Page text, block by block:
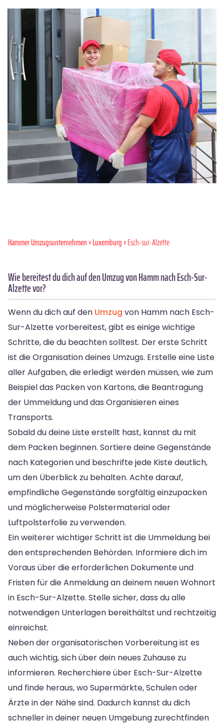
Hammer Umzugsunternehmen»Luxemburg» Esch-sur-Alzette
Wie bereitest du dich auf den Umzug von Hamm nach Esch-Sur-
Alzette vor?
Wenn du dich auf den Umzug von Hamm nach Esch-
Sur-Alzette vorbereitest, gibt es einige wichtige
Schritte, die du beachten solltest. Der erste Schritt
ist die Organisation deines Umzugs. Erstelle eine Liste
aller Aufgaben, die erledigt werden müssen, wie zum
Beispiel das Packen von Kartons, die Beantragung
der Ummeldung und das Organisieren eines
Transports.
Sobald du deine Liste erstellt hast, kannst du mit
dem Packen beginnen. Sortiere deine Gegenstände
nach Kategorien und beschrifte jede Kiste deutlich,
um den Überblick zu behalten. Achte darauf,
empfindliche Gegenstände sorgfältig einzupacken
und möglicherweise Polstermaterial oder
Luftpolsterfolie zu verwenden.
Ein weiterer wichtiger Schritt ist die Ummeldung bei
den entsprechenden Behörden. Informiere dich im
Voraus über die erforderlichen Dokumente und
Fristen für die Anmeldung an deinem neuen Wohnort
in Esch-Sur-Alzette. Stelle sicher, dass du alle
notwendigen Unterlagen bereithältst und rechtzeitig
einreichst.
Neben der organisatorischen Vorbereitung ist es
auch wichtig, sich über dein neues Zuhause zu
informieren. Recherchiere über Esch-Sur-Alzette
und finde heraus, wo Supermärkte, Schulen oder
Ärzte in der Nähe sind. Dadurch kannst du dich
schneller in deiner neuen Umgebung zurechtfinden